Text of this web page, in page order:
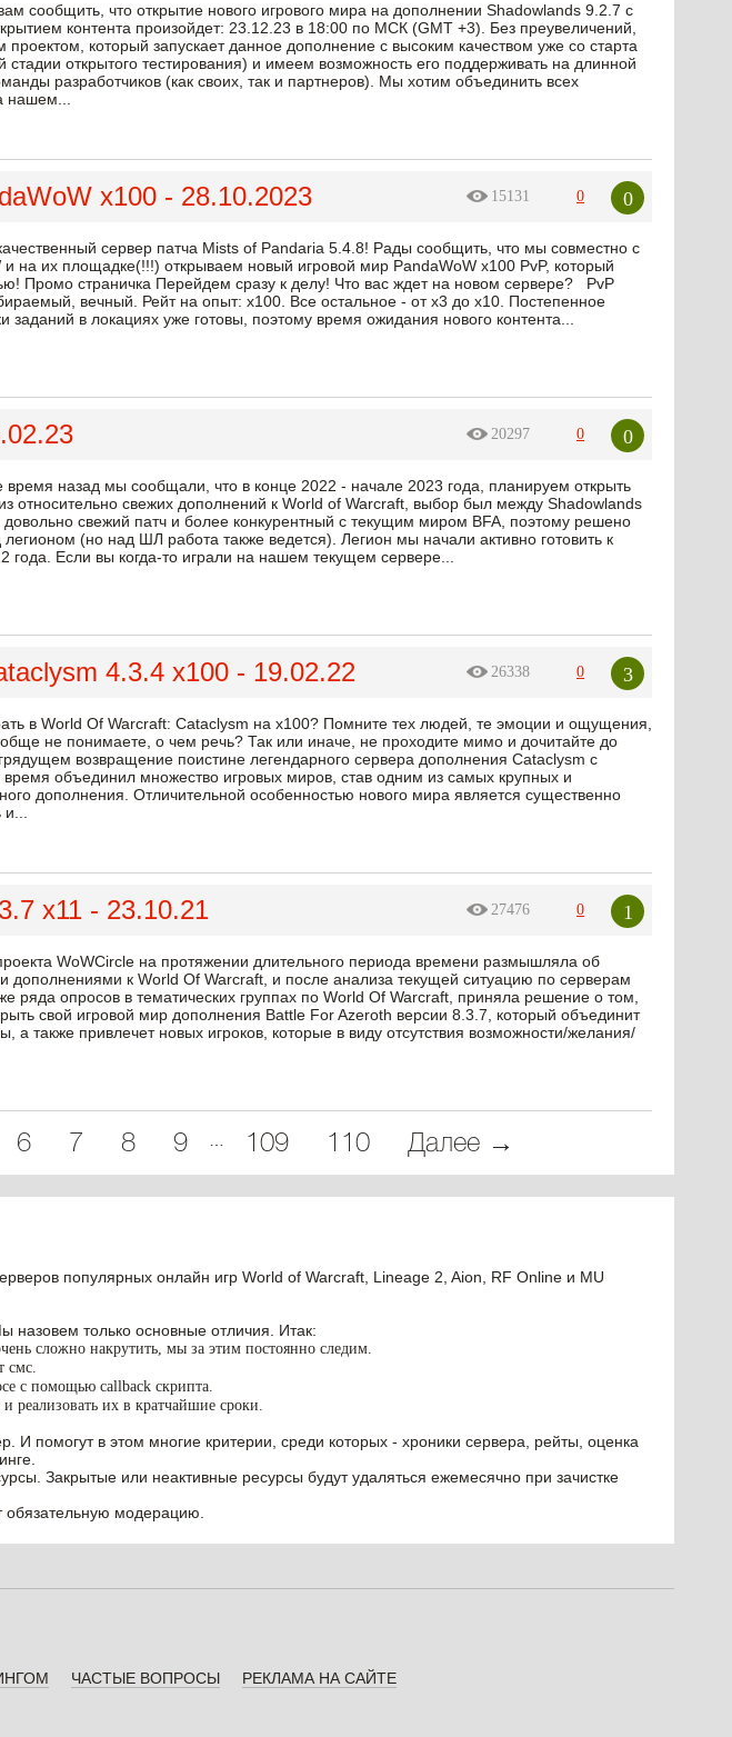
сообщить, что открытие нового игрового мира на дополнении Shadowlands 9.2.7 с
контента произойдет: 23.12.23 в 18:00 по МСК (GMT +3). Без преувеличений,
который запускает данное дополнение с высоким качеством уже со старта
стадии открытого тестирования) и имеем возможность его поддерживать на длинной
разработчиков (как своих, так и партнеров). Мы хотим объединить всех
нашем...
x100 - 28.10.2023 15131 0 0
сервер патча Mists of Pandaria 5.4.8! Рады сообщить, что мы совместно c
и на их площадке(!!!) открываем новый игровой мир PandaWoW x100 PvP, который
Промо страничка Перейдем сразу к делу! Что вас ждет на новом сервере? PvP
вечный. Рейт на опыт: х100. Все остальное - от х3 до х10. Постепенное
заданий в локациях уже готовы, поэтому время ожидания нового контента...
20297 0 0
назад мы сообщали, что в конце 2022 - начале 2023 года, планируем открыть
относительно свежих дополнений к World of Warcraft, выбор был между Shadowlands
довольно свежий патч и более конкурентный с текущим миром BFA, поэтому решено
(но над ШЛ работа также ведется). Легион мы начали активно готовить к
года. Если вы когда-то играли на нашем текущем сервере...
4.3.4 x100 - 19.02.22 26338 0 3
в World Of Warcraft: Cataclysm на х100? Помните тех людей, те эмоции и ощущения,
не понимаете, о чем речь? Так или иначе, не проходите мимо и дочитайте до
возвращение поистине легендарного сервера дополнения Cataclysm с
объединил множество игровых миров, став одним из самых крупных и
дополнения. Отличительной особенностью нового мира является существенно
x11 - 23.10.21 27476 0 1
WoWCircle на протяжении длительного периода времени размышляла об
дополнениями к World Of Warcraft, и после анализа текущей ситуацию по серверам
ряда опросов в тематических группах по World Of Warcraft, приняла решение о том,
свой игровой мир дополнения Battle For Azeroth версии 8.3.7, который объединит
а также привлечет новых игроков, которые в виду отсутствия возможности/желания/
6 7 8 9 109 110 Далее →
популярных онлайн игр World of Warcraft, Lineage 2, Aion, RF Online и MU
назовем только основные отличия. Итак:
сложно накрутить, мы за этим постоянно следим.
смс.
с помощью callback скрипта.
реализовать их в кратчайшие сроки.
помогут в этом многие критерии, среди которых - хроники сервера, рейты, оценка
Закрытые или неактивные ресурсы будут удаляться ежемесячно при зачистке
модерацию.
ЧАСТЫЕ ВОПРОСЫ РЕКЛАМА НА САЙТЕ